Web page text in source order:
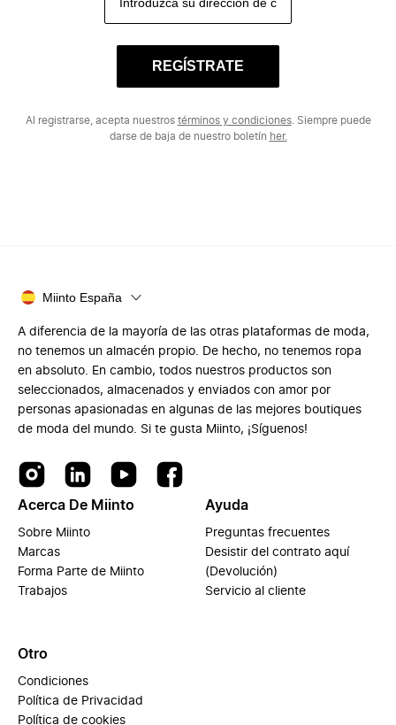
REGÍSTRATE
Al registrarse, acepta nuestros términos y condiciones. Siempre puede
darse de baja de nuestro boletín her.
Miinto España
A diferencia de la mayoría de las otras plataformas de moda,
no tenemos un almacén propio. De hecho, no tenemos ropa
en absoluto. En cambio, todos nuestros productos son
seleccionados, almacenados y enviados con amor por
personas apasionadas en algunas de las mejores boutiques
de moda del mundo. Si te gusta Miinto, ¡Síguenos!
Acerca De Miinto
Sobre Miinto
Marcas
Forma Parte de Miinto
Trabajos
Ayuda
Preguntas frecuentes
Desistir del contrato aquí
(Devolución)
Servicio al cliente
Otro
Condiciones
Política de Privacidad
Política de cookies